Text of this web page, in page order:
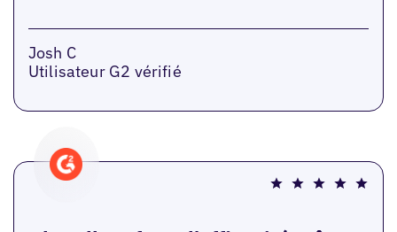
Josh C
Utilisateur G2 vérifié